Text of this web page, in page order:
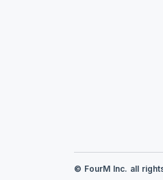
© FourM Inc. all